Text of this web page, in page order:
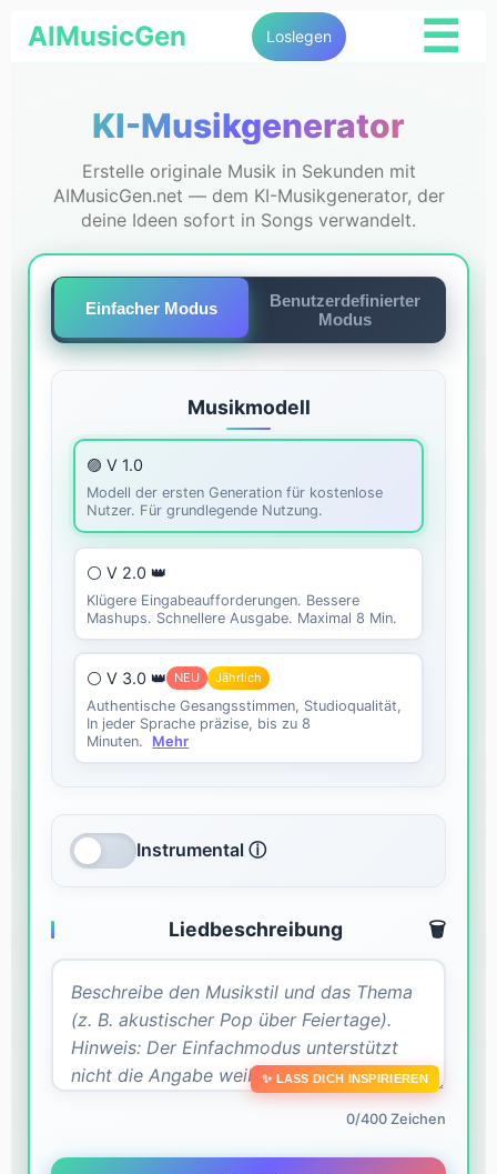
AIMusicGen Loslegen ☰
KI-Musikgenerator
Erstelle originale Musik in Sekunden mit
AIMusicGen.net — dem KI-Musikgenerator, der
deine Ideen sofort in Songs verwandelt.
Einfacher Modus
Benutzerdefinierter
Modus
Musikmodell
🟣 V 1.0
Modell der ersten Generation für kostenlose
Nutzer. Für grundlegende Nutzung.
⚪ V 2.0 👑
Klügere Eingabeaufforderungen. Bessere
Mashups. Schnellere Ausgabe. Maximal 8 Min.
⚪ V 3.0 👑 NEU Jährlich
Authentische Gesangsstimmen, Studioqualität,
In jeder Sprache präzise, bis zu 8
Minuten.
Mehr
Instrumental ⓘ
Liedbeschreibung 🗑️
✨ LASS DICH INSPIRIEREN
0/400 Zeichen